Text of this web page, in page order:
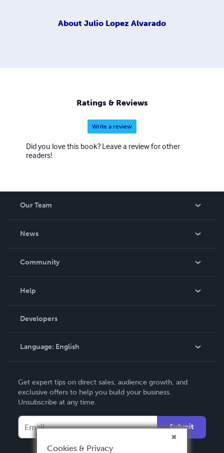
About Julio Lopez Alvarado
Ratings & Reviews
Write a review
Did you love this book? Leave a review for other
readers!
Our Team
News
In The News
Community
Podcast
Help
Order Lookup
Knowledge Base
Contact Support
Developers
Language: English
Deutsch
Français
Español
Get expert tips on direct sales, audience growth, and
exclusive offers to help you build your business.
Unsubscribe at any time.
Submit
Cookies & Privacy